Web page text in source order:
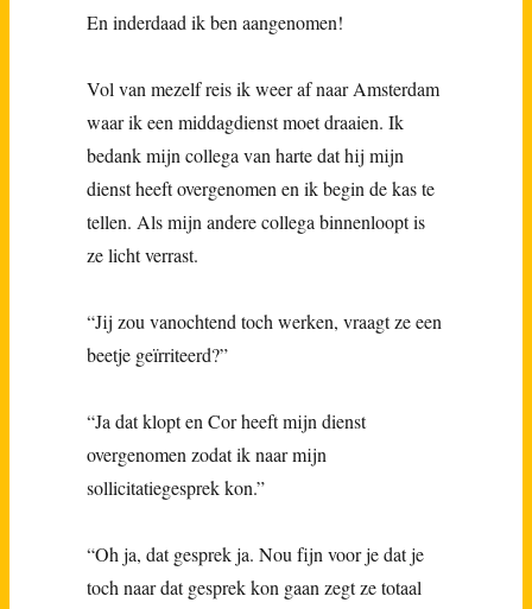
En inderdaad ik ben aangenomen!
Vol van mezelf reis ik weer af naar Amsterdam
waar ik een middagdienst moet draaien. Ik
bedank mijn collega van harte dat hij mijn
dienst heeft overgenomen en ik begin de kas te
tellen. Als mijn andere collega binnenloopt is
ze licht verrast.
“Jij zou vanochtend toch werken, vraagt ze een
beetje geïrriteerd?”
“Ja dat klopt en Cor heeft mijn dienst
overgenomen zodat ik naar mijn
sollicitatiegesprek kon.”
“Oh ja, dat gesprek ja. Nou fijn voor je dat je
toch naar dat gesprek kon gaan zegt ze totaal